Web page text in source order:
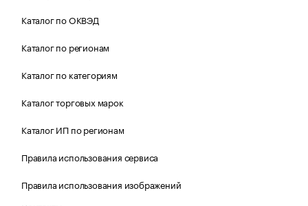
Каталог по ОКВЭД
Каталог по регионам
Каталог по категориям
Каталог торговых марок
Каталог ИП по регионам
Правила использования сервиса
Правила использования изображений